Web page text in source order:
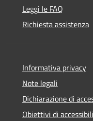
Leggi le FAQ
Richiesta assistenza
Informativa privacy
Note legali
Dichiarazione di
Obiettivi di